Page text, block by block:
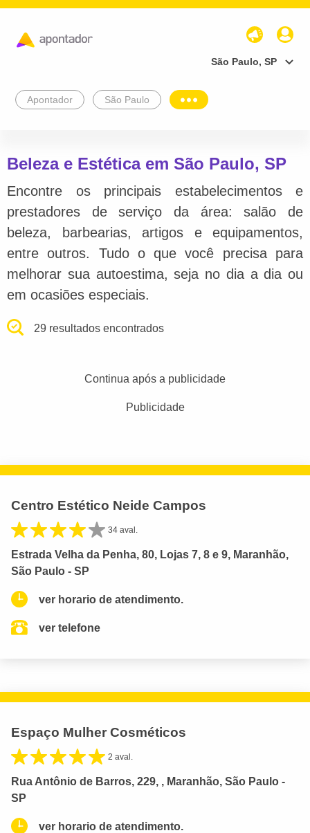
São Paulo, SP
Apontador São Paulo
Beleza e Estética em São Paulo, SP
Encontre os principais estabelecimentos e
prestadores de serviço da área: salão de
beleza, barbearias, artigos e equipamentos,
entre outros. Tudo o que você precisa para
melhorar sua autoestima, seja no dia a dia ou
em ocasiões especiais.
29 resultados encontrados
Continua após a publicidade
Publicidade
Centro Estético Neide Campos
34 aval.
Estrada Velha da Penha, 80, Lojas 7, 8 e 9, Maranhão,
São Paulo - SP
ver horario de atendimento.
ver telefone
Espaço Mulher Cosméticos
2 aval.
Rua Antônio de Barros, 229, , Maranhão, São Paulo -
SP
ver horario de atendimento.